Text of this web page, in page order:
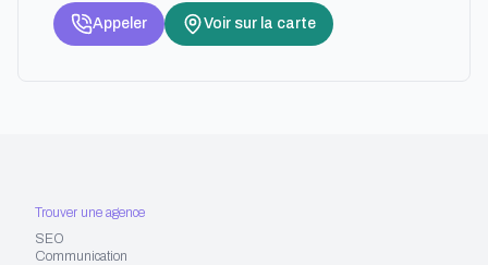
Appeler
Voir sur la carte
Trouver une agence
SEO
Communication